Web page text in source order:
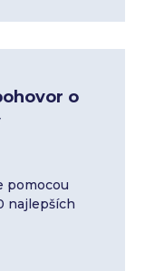
o
pomocou
najlepších